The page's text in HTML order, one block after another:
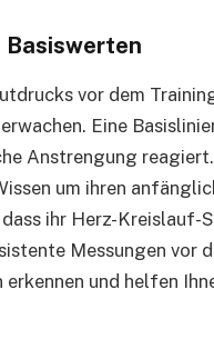
Basiswerten
vor dem
Eine
Anstrengung
um ihren
ihr Herz-
Messungen vor
und helfen